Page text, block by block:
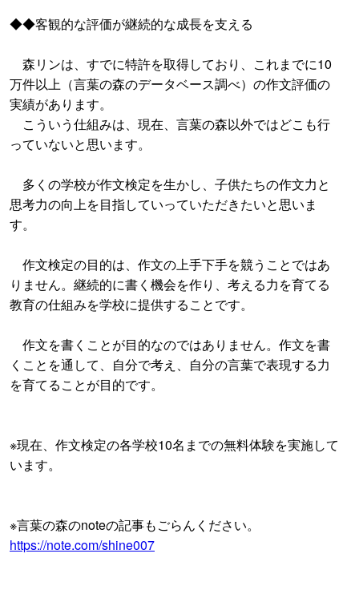
◆◆客観的な評価が継続的な成長を支える
森リンは、すでに特許を取得しており、これまでに10
万件以上（言葉の森のデータベース調べ）の作文評価の
実績があります。
こういう仕組みは、現在、言葉の森以外ではどこも行
っていないと思います。
多くの学校が作文検定を生かし、子供たちの作文力と
思考力の向上を目指していっていただきたいと思いま
す。
作文検定の目的は、作文の上手下手を競うことではあ
りません。継続的に書く機会を作り、考える力を育てる
教育の仕組みを学校に提供することです。
作文を書くことが目的なのではありません。作文を書
くことを通して、自分で考え、自分の言葉で表現する力
を育てることが目的です。
※現在、作文検定の各学校10名までの無料体験を実施して
います。
※言葉の森のnoteの記事もごらんください。
https://note.com/shine007